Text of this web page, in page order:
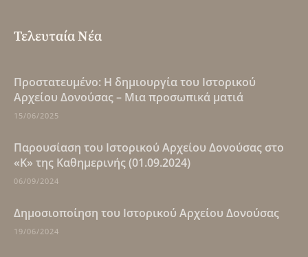
Τελευταία Νέα
Πρoστατευμένο: Η δημιουργία του Ιστορικού
Αρχείου Δονούσας – Μια προσωπικά ματιά
15/06/2025
Παρουσίαση του Ιστορικού Αρχείου Δονούσας στο
«Κ» της Καθημερινής (01.09.2024)
06/09/2024
Δημοσιοποίηση του Ιστορικού Αρχείου Δονούσας
19/06/2024